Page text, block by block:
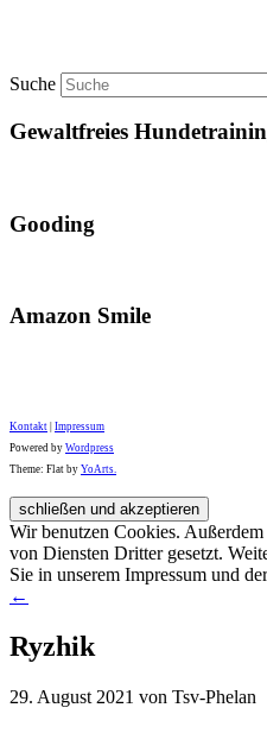
Suche
Gewaltfreies
Gooding
Amazon Smile
Kontakt Impressum
Powered by Wordpress
Theme: Flat by YoArts.
Wir benutzen Cookies.
von Diensten Dritter gesetzt.
Sie in unserem Impressum und
←
Ryzhik
29. August 2021 von Tsv-Phelan